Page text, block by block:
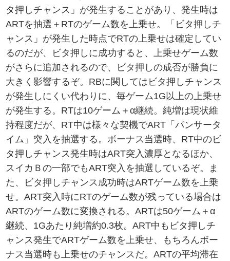
タ押しチャンス」が発生することがあり、発生時は
ARTを抽選＋RTのゲーム数を上乗せ。「ビタ押しチ
ャンス」が発生した時点でRTの上乗せは確定してい
るのだが、ビタ押しに成功すると、上乗せゲーム数
がさらに追加されるので、ビタ押しの成否が勝負に
大きく影響するぞ。RBに関してはビタ押しチャンス
が発生しにくい代わりに、毎ゲーム1G以上の上乗せ
が発生する。RTは10ゲーム＋α継続。純増は現状維
持程度だが、RT中は様々な契機でART「パンサータ
イム」突入を抽選する。ボーナス当選時、RT中のビ
タ押しチャンス発生時はART突入濃厚となるほか、
スイカＢの一部でもART突入を抽選しているぞ。ま
た、ビタ押しチャンス成功時はARTゲーム数を上乗
せ。ART突入時にRTのゲーム数が残っている場合は
ARTのゲーム数に変換される。ARTは50ゲーム＋α
継続、1Gあたり純増約0.3枚。ART中もビタ押しチ
ャンス発生でARTゲーム数を上乗せ、もちろんボー
ナス当選時も上乗せのチャンスだ。ARTの平均滞在